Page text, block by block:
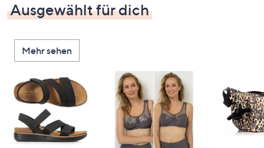
Ausgewählt für dich
Mehr sehen